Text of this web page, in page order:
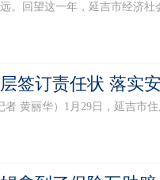
远。回望这一年，延吉市经济
签订责任状 落实
者 黄丽华）1月29日，延吉市